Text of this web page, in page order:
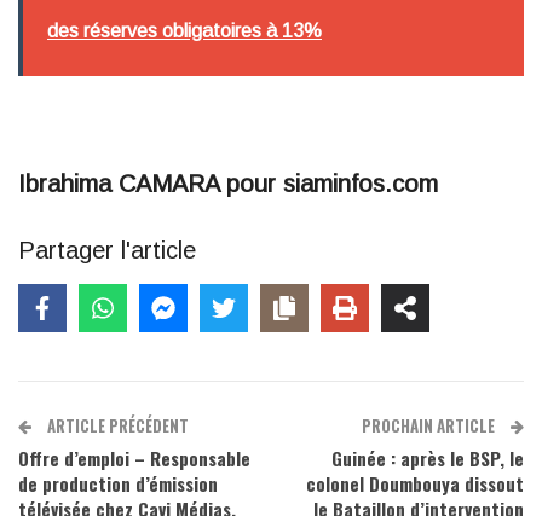
des réserves obligatoires à 13%
Ibrahima CAMARA pour siaminfos.com
Partager l'article
ARTICLE PRÉCÉDENT
Offre d’emploi – Responsable
de production d’émission
télévisée chez Cavi Médias.
PROCHAIN ARTICLE
Guinée : après le BSP, le
colonel Doumbouya dissout
le Bataillon d’intervention